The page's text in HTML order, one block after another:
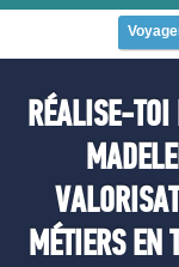
RÉALISE-
MÉTIERS EN